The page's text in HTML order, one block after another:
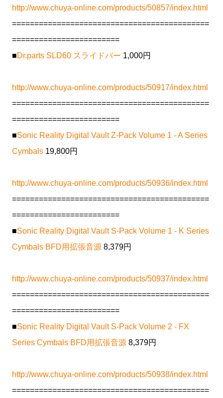
http://www.chuya-online.com/products/50857/index.html
============================================
========================
■Dr.parts SLD60 スライドバー 1,000円
http://www.chuya-online.com/products/50917/index.html
============================================
========================
■Sonic Reality Digital Vault Z-Pack Volume 1 - A Series
Cymbals 19,800円
http://www.chuya-online.com/products/50936/index.html
============================================
========================
■Sonic Reality Digital Vault S-Pack Volume 1 - K Series
Cymbals BFD用拡張音源 8,379円
http://www.chuya-online.com/products/50937/index.html
============================================
========================
■Sonic Reality Digital Vault S-Pack Volume 2 - FX
Series Cymbals BFD用拡張音源 8,379円
http://www.chuya-online.com/products/50938/index.html
============================================